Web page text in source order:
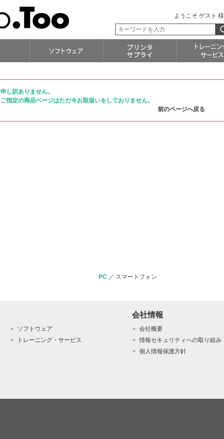
ようこそ ゲスト 様
申し訳ありません。
ご指定の商品ページはただ今お取扱いをしておりません。
前のページへ戻る
PC／ スマートフォン
ソフトウェア
トレーニング・サービス
会社情報
会社概要
情報セキュリティへの取り組み
個人情報保護方針